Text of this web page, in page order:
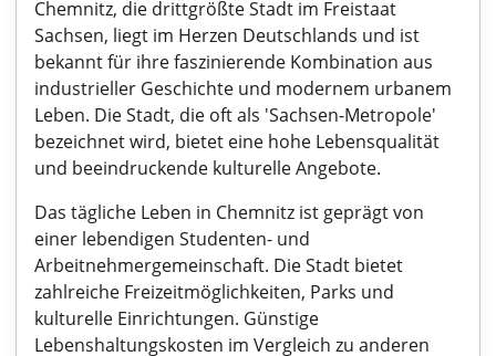
Chemnitz, die drittgrößte Stadt im Freistaat
Sachsen, liegt im Herzen Deutschlands und ist
bekannt für ihre faszinierende Kombination aus
industrieller Geschichte und modernem urbanem
Leben. Die Stadt, die oft als 'Sachsen-Metropole'
bezeichnet wird, bietet eine hohe Lebensqualität
und beeindruckende kulturelle Angebote.
Das tägliche Leben in Chemnitz ist geprägt von
einer lebendigen Studenten- und
Arbeitnehmergemeinschaft. Die Stadt bietet
zahlreiche Freizeitmöglichkeiten, Parks und
kulturelle Einrichtungen. Günstige
Lebenshaltungskosten im Vergleich zu anderen